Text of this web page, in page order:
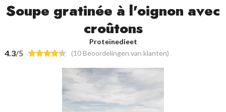
Soupe gratinée à l'oignon avec
croûtons
Proteïnedieet
4.3/5 (10 Beoordelingen van klanten)